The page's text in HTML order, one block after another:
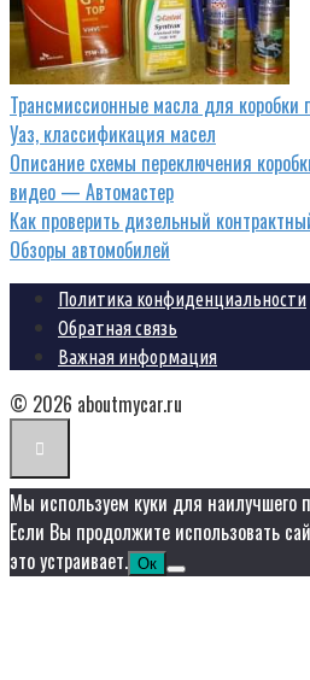
Трансмиссионные масла для коробки
Уаз, классификация масел
Описание схемы переключения
видео — Автомастер
Как проверить дизельный
Обзоры автомобилей
Политика конфиденциальности
Обратная связь
Важная информация
© 2026 aboutmycar.ru
Мы используем куки для наилучшего
Если Вы продолжите использовать
это устраивает. Ок